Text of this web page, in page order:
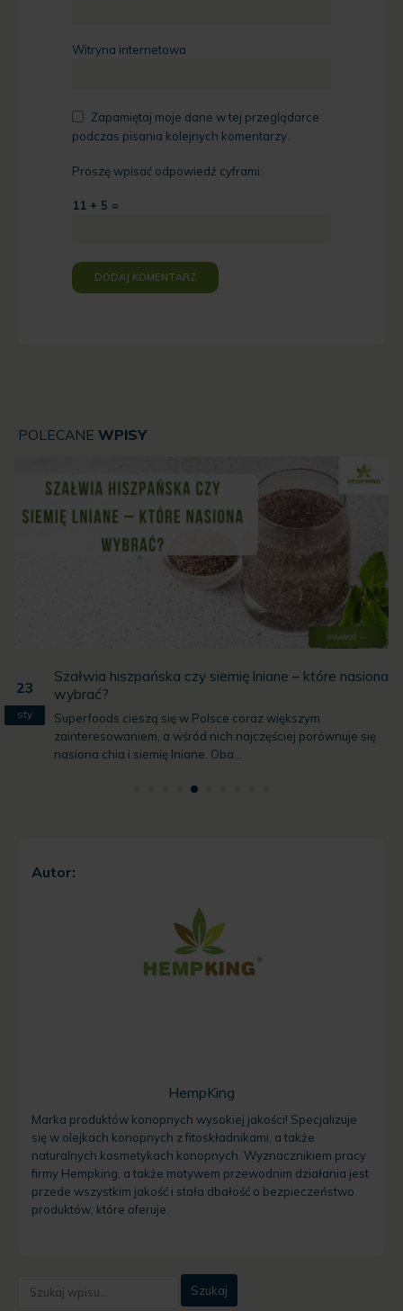
Witryna internetowa
Zapamiętaj moje dane w tej przeglądarce
podczas pisania kolejnych komentarzy.
Proszę wpisać odpowiedź cyframi:
11 + 5 =
POLECANE WPISY
23
sty
Szałwia hiszpańska czy siemię lniane – które nasiona
wybrać?
Superfoods cieszą się w Polsce coraz większym
zainteresowaniem, a wśród nich najczęściej porównuje się
nasiona chia i siemię lniane. Oba...
Autor:
HempKing
Marka produktów konopnych wysokiej jakości! Specjalizuje
się w olejkach konopnych z fitoskładnikami, a także
naturalnych kosmetykach konopnych. Wyznacznikiem pracy
firmy Hempking, a także motywem przewodnim działania jest
przede wszystkim jakość i stała dbałość o bezpieczeństwo
produktów, które oferuje.